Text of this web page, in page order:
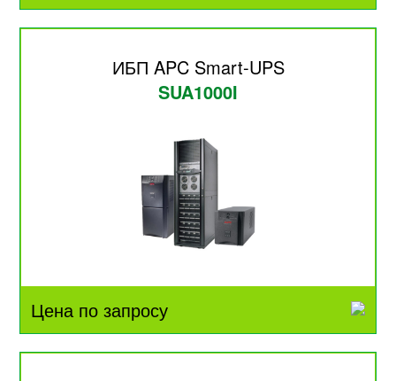
ИБП APC Smart-UPS
SUA1000I
Цена по запросу